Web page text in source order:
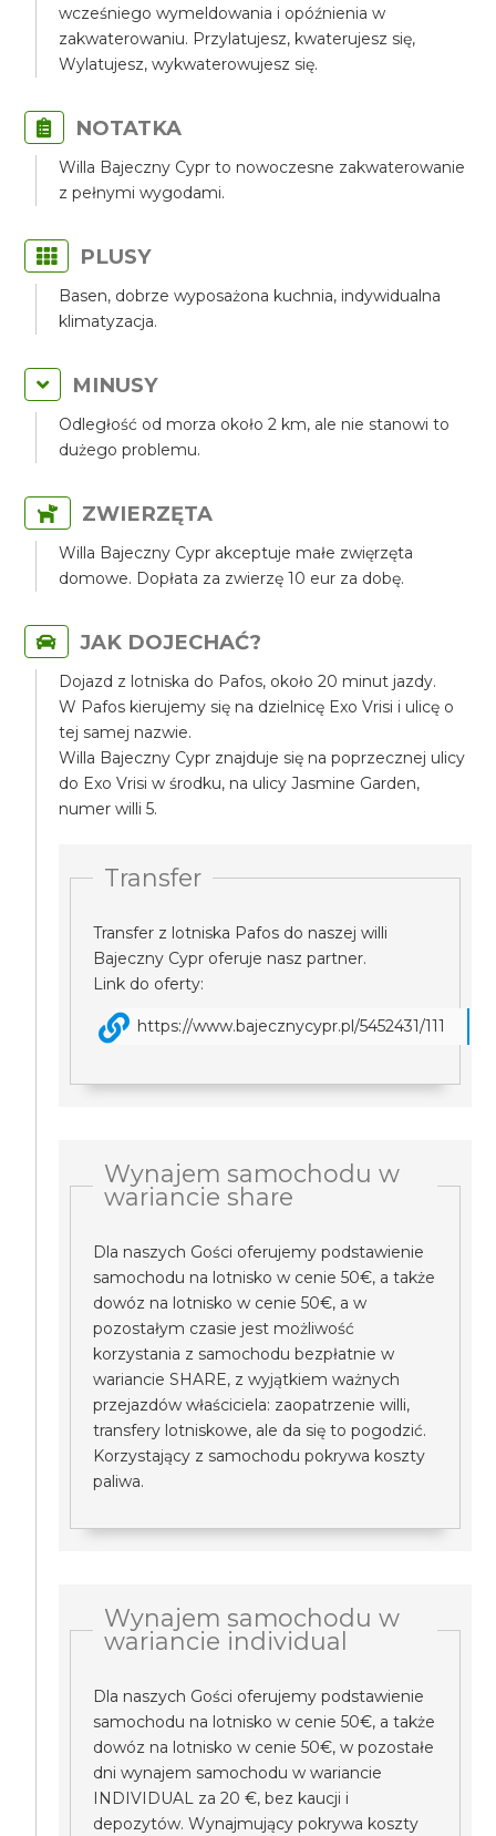
wcześniego wymeldowania i opóźnienia w
zakwaterowaniu. Przylatujesz, kwaterujesz się,
Wylatujesz, wykwaterowujesz się.
NOTATKA
Willa Bajeczny Cypr to nowoczesne zakwaterowanie
z pełnymi wygodami.
PLUSY
Basen, dobrze wyposażona kuchnia, indywidualna
klimatyzacja.
MINUSY
Odległość od morza około 2 km, ale nie stanowi to
dużego problemu.
ZWIERZĘTA
Willa Bajeczny Cypr akceptuje małe zwięrzęta
domowe. Dopłata za zwierzę 10 eur za dobę.
JAK DOJECHAĆ?
Dojazd z lotniska do Pafos, około 20 minut jazdy.
W Pafos kierujemy się na dzielnicę Exo Vrisi i ulicę o
tej samej nazwie.
Willa Bajeczny Cypr znajduje się na poprzecznej ulicy
do Exo Vrisi w środku, na ulicy Jasmine Garden,
numer willi 5.
Transfer
Transfer z lotniska Pafos do naszej willi
Bajeczny Cypr oferuje nasz partner.
Link do oferty:
https://www.bajecznycypr.pl/5452431/111
Wynajem samochodu w
wariancie share
Dla naszych Gości oferujemy podstawienie
samochodu na lotnisko w cenie 50€, a także
dowóz na lotnisko w cenie 50€, a w
pozostałym czasie jest możliwość
korzystania z samochodu bezpłatnie w
wariancie SHARE, z wyjątkiem ważnych
przejazdów właściciela: zaopatrzenie willi,
transfery lotniskowe, ale da się to pogodzić.
Korzystający z samochodu pokrywa koszty
paliwa.
Wynajem samochodu w
wariancie individual
Dla naszych Gości oferujemy podstawienie
samochodu na lotnisko w cenie 50€, a także
dowóz na lotnisko w cenie 50€, w pozostałe
dni wynajem samochodu w wariancie
INDIVIDUAL za 20 €, bez kaucji i
depozytów. Wynajmujący pokrywa koszty